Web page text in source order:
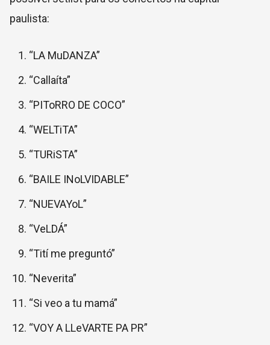
paulista:
“LA MuDANZA”
“Callaíta”
“PIToRRO DE COCO”
“WELTiTA”
“TURiSTA”
“BAILE INoLVIDABLE”
“NUEVAYoL”
“VeLDÁ”
“Tití me preguntó”
“Neverita”
“Si veo a tu mamá”
“VOY A LLeVARTE PA PR”